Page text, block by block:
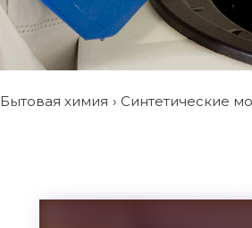
Бытовая химия Синтетические